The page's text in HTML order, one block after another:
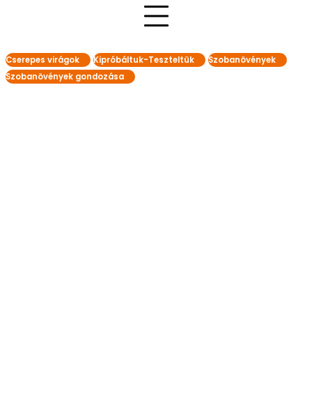
Cserepes virágok Kipróbáltuk-Teszteltük
Szobanövények
Szobanövények gondozása